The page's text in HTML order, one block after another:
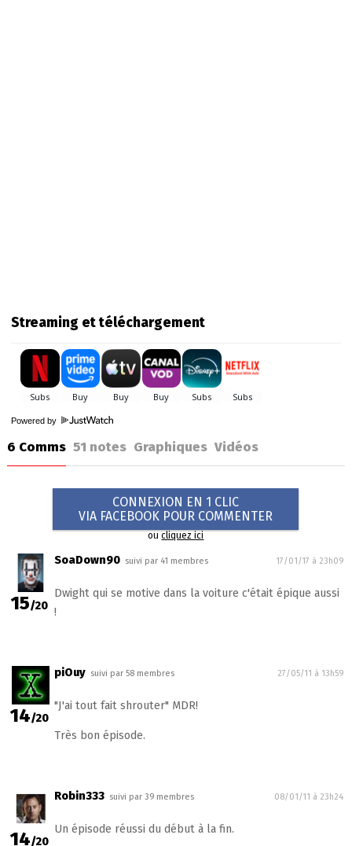
Streaming et téléchargement
Powered by
6 Comms 51 notes Graphiques Vidéos
CONNEXION EN 1 CLIC
VIA FACEBOOK POUR COMMENTER
oucliquez ici
15/20
SoaDown90 suivi par 41 membres 17/01/17 à 23h09
Dwight qui se motive dans la voiture c'était épique aussi
!
14/20
piOuy suivi par 58 membres 27/05/11 à 13h59
"J'ai tout fait shrouter" MDR!
Très bon épisode.
14/20
Robin333 suivi par 39 membres 08/01/11 à 23h24
Un épisode réussi du début à la fin.